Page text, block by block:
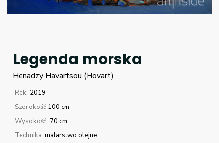
Legenda morska
Henadzy Havartsou (Hovart)
Rok: 2019
Szerokość 100 cm
Wysokość: 70 cm
Technika: malarstwo olejne